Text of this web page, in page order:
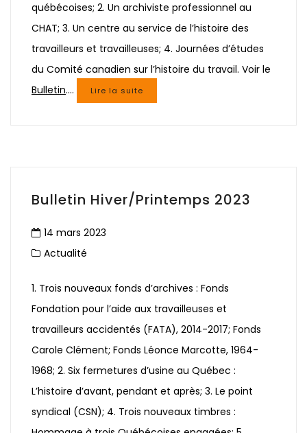
québécoises; 2. Un archiviste professionnel au
CHAT; 3. Un centre au service de l’histoire des
travailleurs et travailleuses; 4. Journées d’études
du Comité canadien sur l’histoire du travail. Voir le
Bulletin.… Lire la suite
Bulletin Hiver/Printemps 2023
14 mars 2023
Actualité
1. Trois nouveaux fonds d’archives : Fonds
Fondation pour l’aide aux travailleuses et
travailleurs accidentés (FATA), 2014-2017; Fonds
Carole Clément; Fonds Léonce Marcotte, 1964-
1968; 2. Six fermetures d’usine au Québec :
L’histoire d’avant, pendant et après; 3. Le point
syndical (CSN); 4. Trois nouveaux timbres :